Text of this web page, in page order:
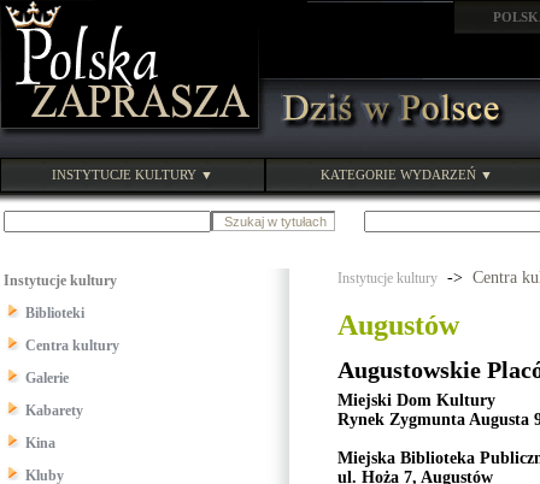
INSTYTUCJE KULTURY ▼ KATEGORIE WYDARZEŃ ▼
Instytucje kultury
Biblioteki
Centra kultury
Galerie
Kabarety
Kina
Kluby
Instytucje kultury -> Centra
Augustów
Augustowskie
Miejski Dom Kultury
Rynek Zygmunta Augusta
Miejska Biblioteka
ul. Hoża 7, Augustów